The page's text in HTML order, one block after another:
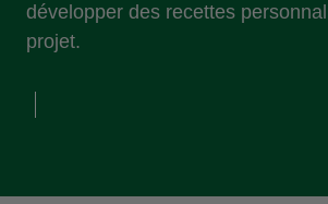
développer des recettes
projet.